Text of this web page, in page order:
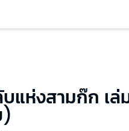
แห่งสามก๊ก เ